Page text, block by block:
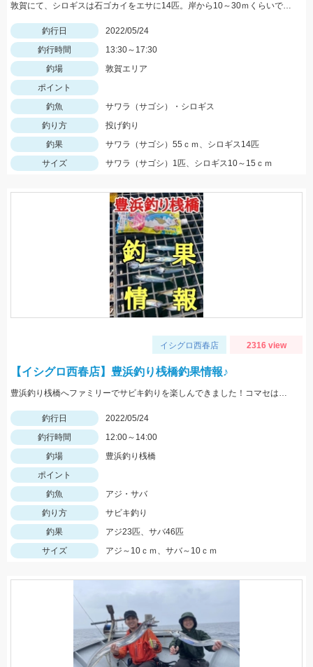
敦賀にて、シロギスは石ゴカイをエサに14匹。岸から10～30ｍくらいでもよく当たる。夕方にサゴシがヒット、ルアーはレンジバイブ55。
釣行日
2022/05/24
釣行時間
13:30～17:30
釣場
敦賀エリア
ポイント
釣魚
サワラ（サゴシ）・シロギス
釣り方
投げ釣り
釣果
サワラ（サゴシ）55ｃｍ、シロギス14匹
サイズ
サワラ（サゴシ）1匹、シロギス10～15ｃｍ
イシグロ西春店 2316 view
【イシグロ西春店】豊浜釣り桟橋釣果情報♪
豊浜釣り桟橋へファミリーでサビキ釣りを楽しんできました！コマセはサビキ三昧、イワシ三昧がオススメです！
釣行日
2022/05/24
釣行時間
12:00～14:00
釣場
豊浜釣り桟橋
ポイント
釣魚
アジ・サバ
釣り方
サビキ釣り
釣果
アジ23匹、サバ46匹
サイズ
アジ～10ｃｍ、サバ～10ｃｍ